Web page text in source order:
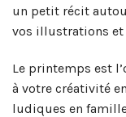
un petit récit
vos illustrations et
Le printemps est
à votre créativité
ludiques en